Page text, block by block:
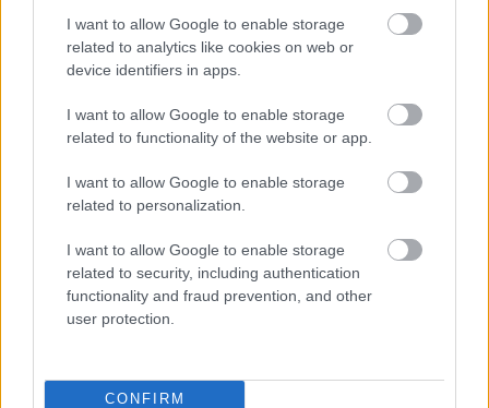
I want to allow Google to enable storage
related to analytics like cookies on web or
device identifiers in apps.
I want to allow Google to enable storage
related to functionality of the website or app.
I want to allow Google to enable storage
related to personalization.
I want to allow Google to enable storage
related to security, including authentication
functionality and fraud prevention, and other
user protection.
CONFIRM